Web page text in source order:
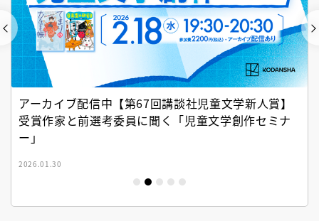
アーカイブ配信中【第67回講談社児童文学新人賞】
受賞作家と前選考委員に聞く「児童文学創作セミナ
ー」
2026.01.30